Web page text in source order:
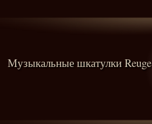
Музыкальные шкатулки Reuge